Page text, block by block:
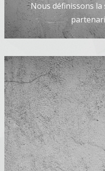
Nous définissons